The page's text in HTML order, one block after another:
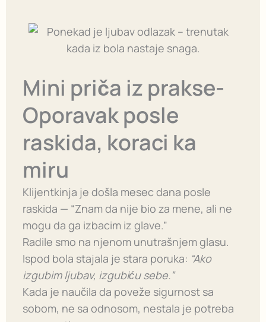
Mini priča iz prakse-
Oporavak posle
raskida, koraci ka
miru
Klijentkinja je došla mesec dana posle
raskida — “Znam da nije bio za mene, ali ne
mogu da ga izbacim iz glave.”
Radile smo na njenom unutrašnjem glasu.
Ispod bola stajala je stara poruka: “Ako
izgubim ljubav, izgubiću sebe.”
Kada je naučila da poveže sigurnost sa
sobom, ne sa odnosom, nestala je potreba